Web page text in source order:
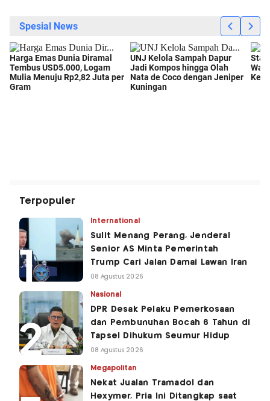
Terpopuler
International
Sulit Menang Perang, Jenderal
Senior AS Minta Pemerintah
Trump Cari Jalan Damai Lawan Iran
08 Agustus 2026
Nasional
DPR Desak Pelaku Pemerkosaan
dan Pembunuhan Bocah 6 Tahun di
Tapsel Dihukum Seumur Hidup
08 Agustus 2026
Megapolitan
Nekat Jualan Tramadol dan
Hexymer, Pria Ini Ditangkap saat